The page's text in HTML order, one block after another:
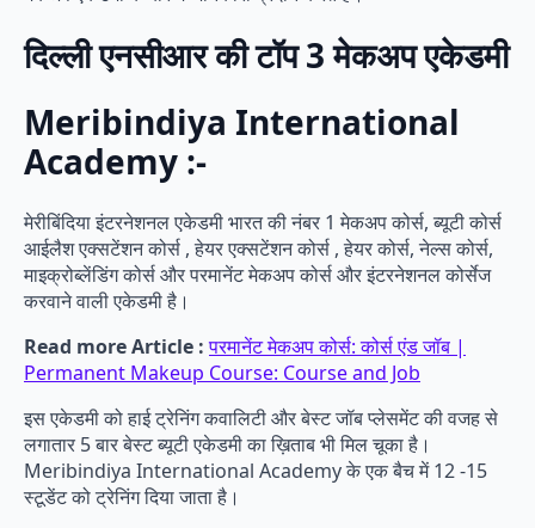
दिल्ली एनसीआर की टॉप 3 मेकअप एकेडमी
Meribindiya International
Academy :-
मेरीबिंदिया इंटरनेशनल एकेडमी भारत की नंबर 1 मेकअप कोर्स, ब्यूटी कोर्स
आईलैश एक्सटेंशन कोर्स , हेयर एक्सटेंशन कोर्स , हेयर कोर्स, नेल्स कोर्स,
माइक्रोब्लेंडिंग कोर्स और परमानेंट मेकअप कोर्स और इंटरनेशनल कोर्सेज
करवाने वाली एकेडमी है।
Read more Article : परमानेंट मेकअप कोर्स: कोर्स एंड जॉब |
Permanent Makeup Course: Course and Job
इस एकेडमी को हाई ट्रेनिंग कवालिटी और बेस्ट जॉब प्लेसमेंट की वजह से
लगातार 5 बार बेस्ट ब्यूटी एकेडमी का ख़िताब भी मिल चूका है।
Meribindiya International Academy के एक बैच में 12 -15
स्टूडेंट को ट्रेनिंग दिया जाता है।